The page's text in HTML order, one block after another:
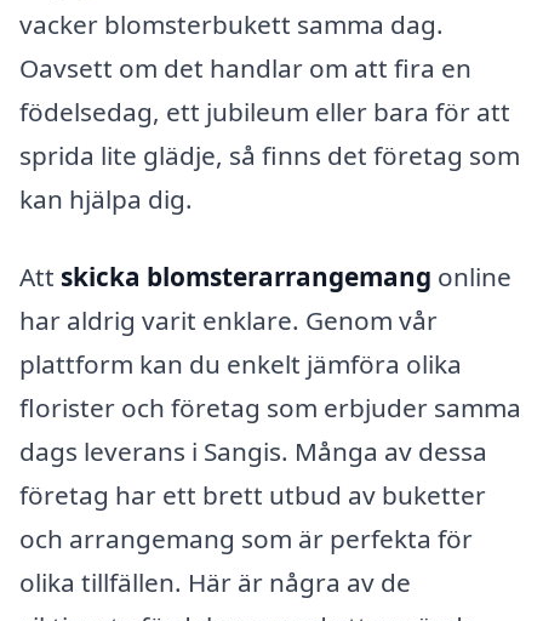
vacker blomsterbukett samma dag.
Oavsett om det handlar om att fira en
födelsedag, ett jubileum eller bara för att
sprida lite glädje, så finns det företag som
kan hjälpa dig.
Att skicka blomsterarrangemang online
har aldrig varit enklare. Genom vår
plattform kan du enkelt jämföra olika
florister och företag som erbjuder samma
dags leverans i Sangis. Många av dessa
företag har ett brett utbud av buketter
och arrangemang som är perfekta för
olika tillfällen. Här är några av de